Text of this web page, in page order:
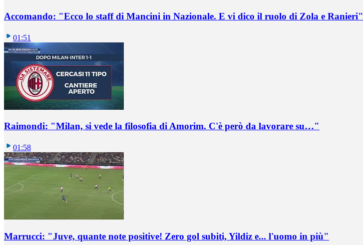
Accomando: "Ecco lo staff di Mancini in Nazionale. E vi dico il ruolo di Zola e Ranieri"
01:51
Raimondi: "Milan, si vede la filosofia di Amorim. C'è però da lavorare su…"
01:58
Marrucci: "Juve, quante note positive! Zero gol subiti, Yildiz e... l'uomo in più"